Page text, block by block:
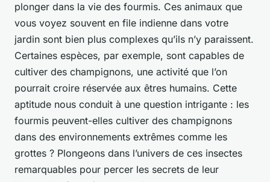
plonger dans la vie des fourmis. Ces animaux que
vous voyez souvent en file indienne dans votre
jardin sont bien plus complexes qu’ils n’y paraissent.
Certaines espèces, par exemple, sont capables de
cultiver des champignons, une activité que l’on
pourrait croire réservée aux êtres humains. Cette
aptitude nous conduit à une question intrigante : les
fourmis peuvent-elles cultiver des champignons
dans des environnements extrêmes comme les
grottes ? Plongeons dans l’univers de ces insectes
remarquables pour percer les secrets de leur